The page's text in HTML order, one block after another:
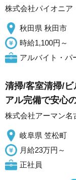
株式会社パイオニア
秋田県 秋田市
時給1,100円～
アルバイト・パ
清掃/客室清掃/
アル完備で安心
株式会社アーマン名
岐阜県 笠松町
月給23万円～
正社員